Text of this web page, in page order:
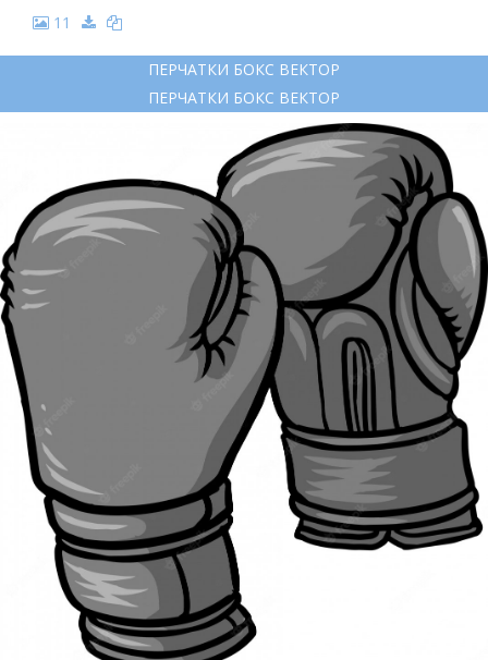
11
ПЕРЧАТКИ БОКС ВЕКТОР
ПЕРЧАТКИ БОКС ВЕКТОР